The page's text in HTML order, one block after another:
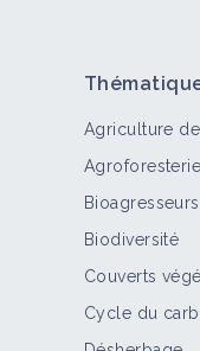
Retour d'expérience
Réduire
Agriculture
Agroforesterie
Bioagresseurs
Biodiversité
Couverts
Cycle du